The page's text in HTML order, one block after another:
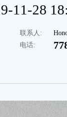
11-28
联系人:
电话: